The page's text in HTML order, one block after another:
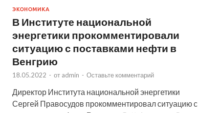
ЭКОНОМИКА
В Институте национальной
энергетики прокомментировали
ситуацию с поставками нефти в
Венгрию
18.05.2022 - от admin - Оставьте комментарий
Директор Института национальной энергетики
Сергей Правосудов прокомментировал ситуацию с